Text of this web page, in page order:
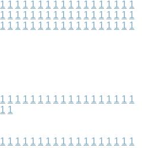
1 1 1 1 1 1 1 1 1 1 1 1 1 1 1 1 1 1
1 1 1 1 1 1 1 1 1 1 1 1 1 1 1 1 1 1
1 1 1 1 1 1 1 1 1 1 1 1 1 1 1 1 1 1
1 1 1 1 1 1 1 1 1 1 1 1 1 1 1 1 1 1
1 1
1 1 1 1 1 1 1 1 1 1 1 1 1 1 1 1 1 1